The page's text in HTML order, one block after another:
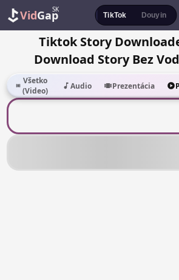
TikTok Douyin
VidGap
SK
Tiktok Story
Download Story Bez
Všetko
(Video)
Audio Prezentácia